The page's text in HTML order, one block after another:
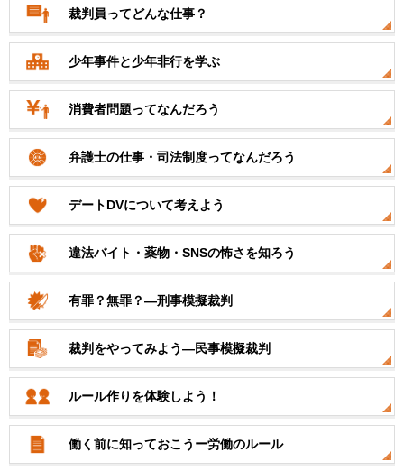
裁判員ってどんな仕事？
少年事件と少年非行を学ぶ
消費者問題ってなんだろう
弁護士の仕事・司法制度ってなんだろう
デートDVについて考えよう
違法バイト・薬物・SNSの怖さを知ろう
有罪？無罪？―刑事模擬裁判
裁判をやってみよう―民事模擬裁判
ルール作りを体験しよう！
働く前に知っておこうー労働のルール